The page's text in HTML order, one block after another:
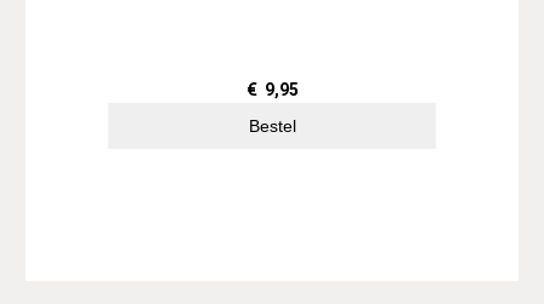
€ 9,95
Bestel